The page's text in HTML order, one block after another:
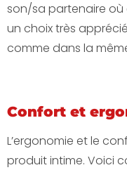
son/sa partenaire où
un choix très
comme dans la
Vidéo · 0:48
Confort et
L’ergonomie et le
produit intime. Voici